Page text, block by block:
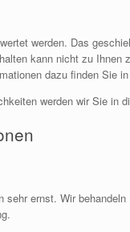
werden. Das
kann nicht zu
dazu finden Sie
werden wir Sie in
ernst. Wir